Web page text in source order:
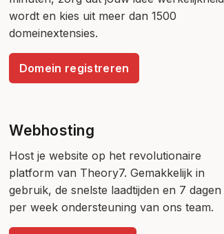
wordt en kies uit meer dan 1500
domeinextensies.
Domein registreren
Webhosting
Host je website op het revolutionaire
platform van Theory7. Gemakkelijk in
gebruik, de snelste laadtijden en 7 dagen
per week ondersteuning van ons team.